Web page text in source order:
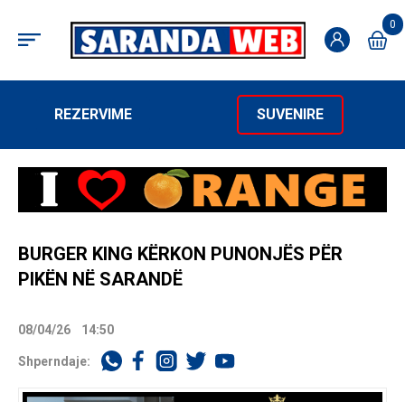
0
REZERVIME SUVENIRE
BURGER KING KËRKON PUNONJËS PËR
PIKËN NË SARANDË
08/04/26 14:50
Shperndaje: